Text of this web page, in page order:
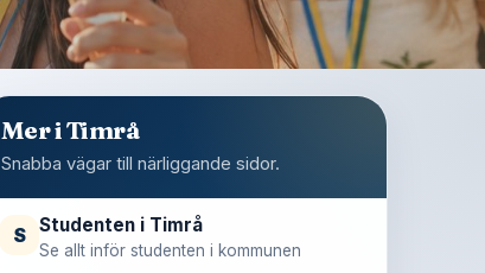
Mer i Timrå
Snabba vägar till närliggande sidor.
S Studenten i Timrå
Se allt inför studenten i kommunen